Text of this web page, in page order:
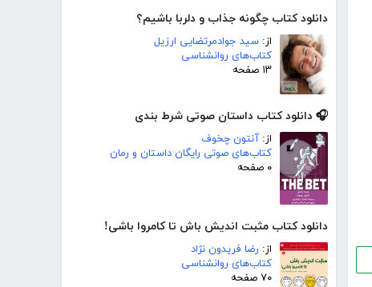
دانلود کتاب چگونه جذاب و دلربا باشیم؟
از: سید جوادمرتضایی ارزیل
کتاب‌های روانشناسی
۱۳ صفحه
🎧 دانلود کتاب داستان صوتی شرط بندی
از: آنتون چخوف
کتاب‌های صوتی رایگان داستان و رمان
۰ صفحه
دانلود کتاب مثبت اندیش باش تا کامروا باشی!
از: رضا فریدون نژاد
کتاب‌های روانشناسی
۷۰ صفحه